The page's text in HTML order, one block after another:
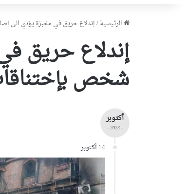
الرئيسية/إندلاع حريق في مخبزة يؤدي الى إصابة 11 شخص بإختناقات
شخص
أكتوبر
- 2023 -
14 أكتوبر